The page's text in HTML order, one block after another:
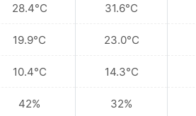
28.4°C
19.9°C
10.4°C
42%
31.6°C
23.0°C
14.3°C
32%